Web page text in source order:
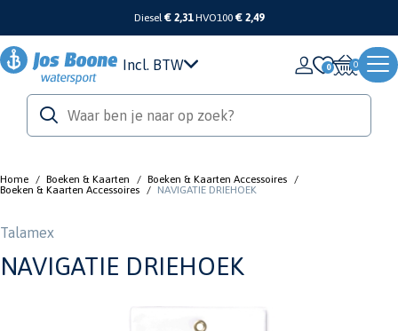
Diesel€ 2,31 HVO100 € 2,49
Incl. BTW 0
Home / Boeken & Kaarten / Boeken & Kaarten Accessoires /
Boeken & Kaarten Accessoires / NAVIGATIE DRIEHOEK
Talamex
NAVIGATIE DRIEHOEK